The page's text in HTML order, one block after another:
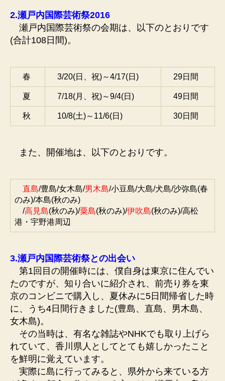
2.瀬戸内国際芸術祭2016
瀬戸内国際芸術祭の会期は、以下のとおりです
(合計108日間)。
春 3/20(日、祝)～4/17(日) 29日間
夏 7/18(月、祝)～9/4(日) 49日間
秋 10/8(土)～11/6(日) 30日間
また、開催地は、以下のとおりです。
直島/豊島/女木島/男木島/小豆島/大島/犬島/沙弥島(春
のみ)/本島(秋のみ)
/高見島(秋のみ)/粟島(秋のみ)/伊吹島(秋のみ)/高松
港・宇野港周辺
3.瀬戸内国際芸術祭との出会い
第1回目の開催時には、僕自身は東京に住んでい
たのですが、知り合いに紹介され、前売り券を東
京のコンビニで購入し、夏休みに5日間帰省した時
に、うち4日間行きました(豊島、直島、男木島、
女木島)。
その当時は、有名な雑誌やNHKでも取り上げら
れていて、香川県人としてとても嬉しかったこと
を鮮明に覚えています。
実際に島に行ってみると、県外から来ている方